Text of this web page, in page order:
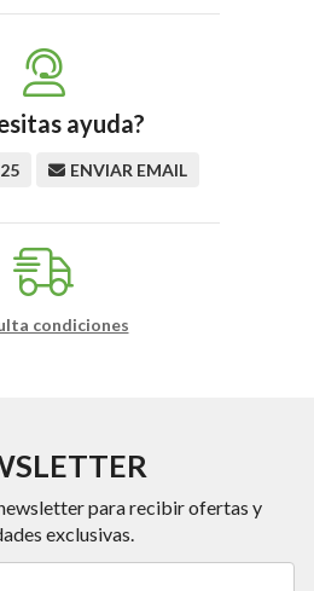
ayuda?
ENVIAR EMAIL
condiciones
para recibir ofertas y
exclusivas.